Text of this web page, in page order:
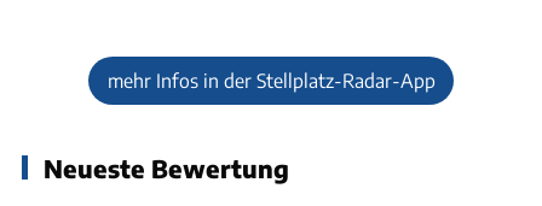
mehr Infos in der Stellplatz-Radar-App
Neueste Bewertung